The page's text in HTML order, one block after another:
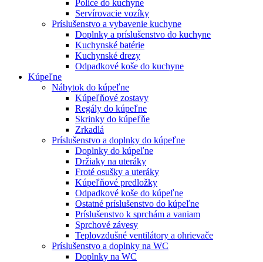
Police do kuchyne
Servírovacie vozíky
Príslušenstvo a vybavenie kuchyne
Doplnky a príslušenstvo do kuchyne
Kuchynské batérie
Kuchynské drezy
Odpadkové koše do kuchyne
Kúpeľne
Nábytok do kúpeľne
Kúpeľňové zostavy
Regály do kúpeľne
Skrinky do kúpeľňe
Zrkadlá
Príslušenstvo a doplnky do kúpeľne
Doplnky do kúpeľne
Držiaky na uteráky
Froté osušky a uteráky
Kúpeľňové predložky
Odpadkové koše do kúpeľne
Ostatné príslušenstvo do kúpeľne
Príslušenstvo k sprchám a vaniam
Sprchové závesy
Teplovzdušné ventilátory a ohrievače
Príslušenstvo a doplnky na WC
Doplnky na WC